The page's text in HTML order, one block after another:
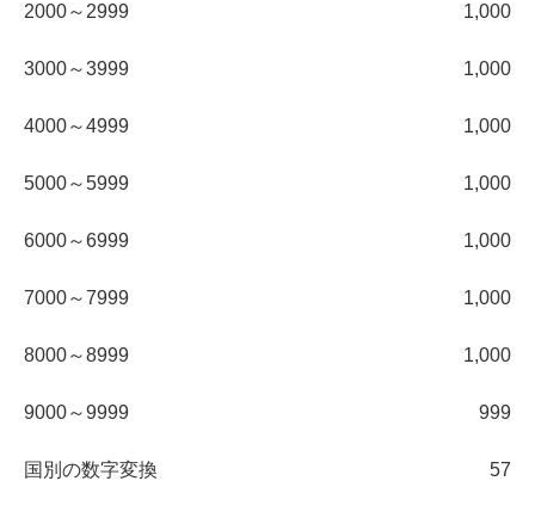
2000～2999 1,000
3000～3999 1,000
4000～4999 1,000
5000～5999 1,000
6000～6999 1,000
7000～7999 1,000
8000～8999 1,000
9000～9999 999
国別の数字変換 57